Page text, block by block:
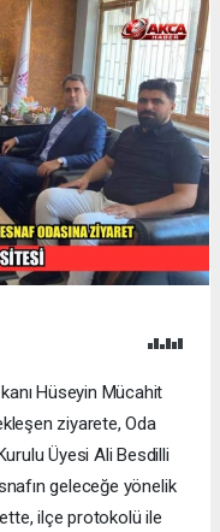
Hüseyin Mücahit
ziyarete, Oda
Üyesi Ali Besdilli
geleceğe yönelik
ilçe protokolü ile